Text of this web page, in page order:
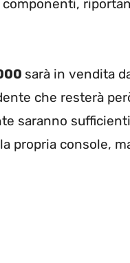
sarà in vendita
che resterà
saranno
propria console,